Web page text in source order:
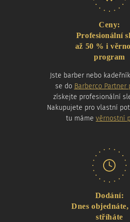
Ceny:
Profesionální
až 50 % i
program
Jste barber nebo
se do Barberco Partner
získejte profesionální
Nakupujete pro vlastní
tu máme věrnostní
Dodání:
Dnes
stříháte